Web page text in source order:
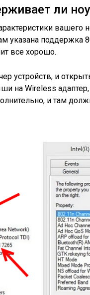
ли
вашего
указана поддержка
все хорошо.
устройств, и
на Wireless
и там